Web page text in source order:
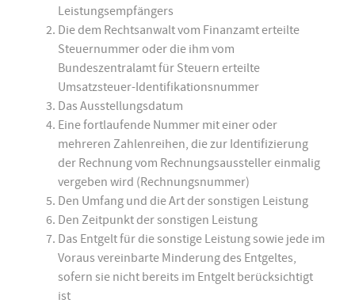
Leistungsempfängers
Die dem Rechtsanwalt vom Finanzamt erteilte
Steuernummer oder die ihm vom
Bundeszentralamt für Steuern erteilte
Umsatzsteuer-Identifikationsnummer
Das Ausstellungsdatum
Eine fortlaufende Nummer mit einer oder
mehreren Zahlenreihen, die zur Identifizierung
der Rechnung vom Rechnungsaussteller einmalig
vergeben wird (Rechnungsnummer)
Den Umfang und die Art der sonstigen Leistung
Den Zeitpunkt der sonstigen Leistung
Das Entgelt für die sonstige Leistung sowie jede im
Voraus vereinbarte Minderung des Entgeltes,
sofern sie nicht bereits im Entgelt berücksichtigt
ist